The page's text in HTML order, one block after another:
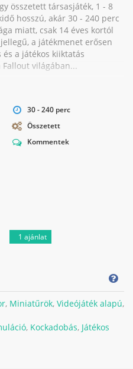
összetett társasjáték, 1 - 8
hosszú, akár 30 - 240 perc
miatt, csak 14 éves kortól
a játékmenet erősen
a játékos kiiktatás
világában...
30 - 240 perc
Összetett
Kommentek
1 ajánlat
, Miniatűrök, Videójáték alapú,
, Kockadobás, Játékos